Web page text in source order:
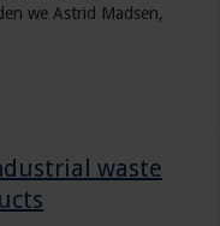
we Astrid Madsen,
waste